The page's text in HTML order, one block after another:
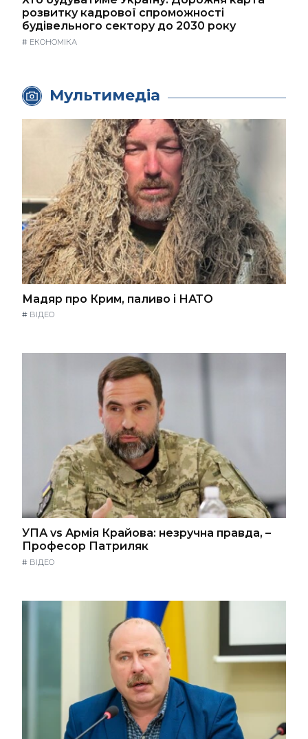
розвитку кадрової спроможності
будівельного сектору до 2030 року
# ЕКОНОМІКА
Мультимедіа
Мадяр про Крим, паливо і НАТО
# ВІДЕО
УПА vs Армія Крайова: незручна правда, –
Професор Патриляк
# ВІДЕО